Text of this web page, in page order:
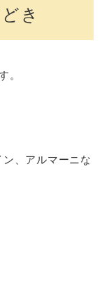
き
。
、アルマーニな